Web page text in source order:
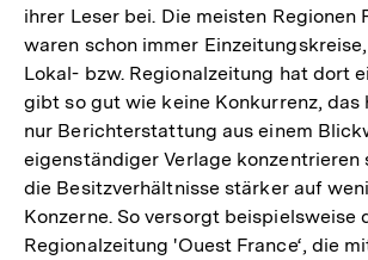
ihrer Leser bei. Die meisten Regionen
waren schon immer
Lokal- bzw. Regionalzeitung hat dort
gibt so gut wie keine Konkurrenz,
nur Berichterstattung aus einem
eigenständiger Verlage konzentrieren
die Besitzverhältnisse stärker auf
Konzerne. So versorgt beispielsweise
Regionalzeitung 'Ouest France‘, die